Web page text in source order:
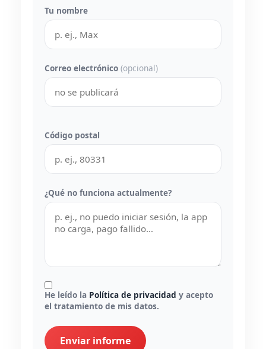
Tu nombre
Correo electrónico (opcional)
Código postal
¿Qué no funciona actualmente?
He leído la Política de privacidad y acepto
el tratamiento de mis datos.
Enviar informe